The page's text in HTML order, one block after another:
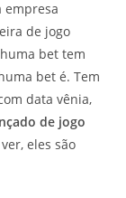
empresa
de jogo
bet tem
bet é. Tem
data vênia,
de jogo
eles são